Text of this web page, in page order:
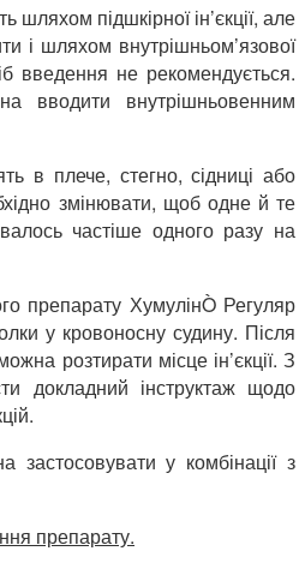
шляхом підшкірної ін’єкції, але
і шляхом внутрішньом’язової
введення не рекомендується.
вводити внутрішньовенним
в плече, стегно, сідниці або
змінювати, щоб одне й те
частіше одного разу на
препарату ХумулінÒ Регуляр
у кровоносну судину. Після
розтирати місце ін’єкції. З
докладний інструктаж щодо
застосовувати у комбінації з
препарату.